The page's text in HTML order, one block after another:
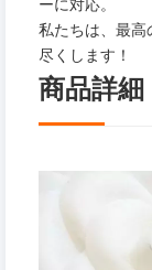
ーに対応。
私たちは、最高
尽くします！
商品詳細